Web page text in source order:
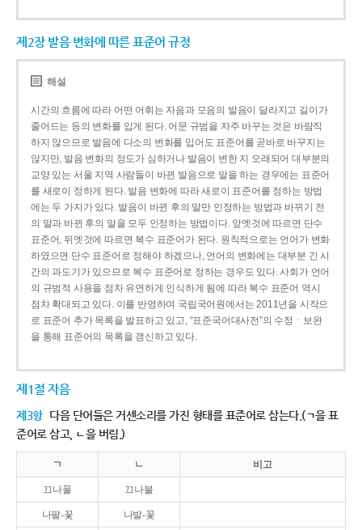
제2장 발음 변화에 따른 표준어 규정
해설
시간의 흐름에 따라 어떤 어휘는 자음과 모음의 발음이 달라지고 길이가
줄어드는 등의 변화를 입게 된다. 어문 규범을 자주 바꾸는 것은 바람직
하지 않으므로 발음에 다소의 변화를 입어도 표준어를 곧바로 바꾸지는
않지만, 발음 변화의 정도가 심하거나 발음이 변한 지 오래되어 대부분의
교양 있는 서울 지역 사람들이 바뀐 발음으로 말을 하는 경우에는 표준어
를 새로이 정하게 된다. 발음 변화에 따라 새로이 표준어를 정하는 방법
에는 두 가지가 있다. 발음이 바뀐 후의 말만 인정하는 방법과 바뀌기 전
의 말과 바뀐 후의 말을 모두 인정하는 방법이다. 앞엣것에 따르면 단수
표준어, 뒤엣것에 따르면 복수 표준어가 된다. 원칙적으로는 언어가 변화
하였으면 단수 표준어로 정해야 하겠으나, 언어의 변화에는 대부분 긴 시
간의 과도기가 있으므로 복수 표준어로 정하는 경우도 있다. 사회가 언어
의 규범적 사용을 점차 유연하게 인식하게 됨에 따라 복수 표준어 역시
점차 확대되고 있다. 이를 반영하여 국립국어원에서는 2011년을 시작으
로 표준어 추가 목록을 발표하고 있고, “표준국어대사전”의 수정ㆍ보완
을 통해 표준어의 목록을 갱신하고 있다.
제1절 자음
제3항 다음 단어들은 거센소리를 가진 형태를 표준어로 삼는다.(ㄱ을 표
준어로 삼고, ㄴ을 버림.)
ㄱ ㄴ 비고
끄나풀 끄나불
나팔-꽃 나발-꽃